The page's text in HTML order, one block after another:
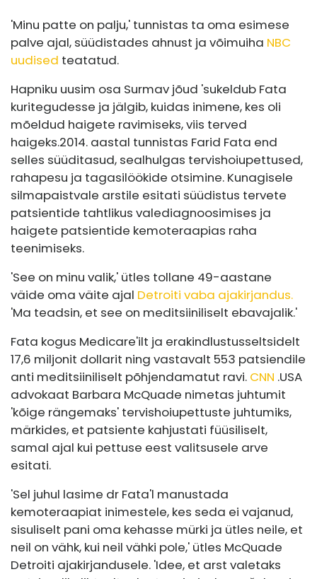
'Minu patte on palju,' tunnistas ta oma esimese
palve ajal, süüdistades ahnust ja võimuiha NBC
uudised teatatud.
Hapniku uusim osa Surmav jõud 'sukeldub Fata
kuritegudesse ja jälgib, kuidas inimene, kes oli
mõeldud haigete ravimiseks, viis terved
haigeks.2014. aastal tunnistas Farid Fata end
selles süüditasud, sealhulgas tervishoiupettused,
rahapesu ja tagasilöökide otsimine. Kunagisele
silmapaistvale arstile esitati süüdistus tervete
patsientide tahtlikus valediagnoosimises ja
haigete patsientide kemoteraapias raha
teenimiseks.
'See on minu valik,' ütles tollane 49-aastane
väide oma väite ajal Detroiti vaba ajakirjandus.
'Ma teadsin, et see on meditsiiniliselt ebavajalik.'
Fata kogus Medicare'ilt ja erakindlustusseltsidelt
17,6 miljonit dollarit ning vastavalt 553 patsiendile
anti meditsiiniliselt põhjendamatut ravi. CNN .USA
advokaat Barbara McQuade nimetas juhtumit
'kõige rängemaks' tervishoiupettuste juhtumiks,
märkides, et patsiente kahjustati füüsiliselt,
samal ajal kui pettuse eest valitsusele arve
esitati.
'Sel juhul lasime dr Fata'l manustada
kemoteraapiat inimestele, kes seda ei vajanud,
sisuliselt pani oma kehasse mürki ja ütles neile, et
neil on vähk, kui neil vähki pole,' ütles McQuade
Detroiti ajakirjandusele. 'Idee, et arst valetaks